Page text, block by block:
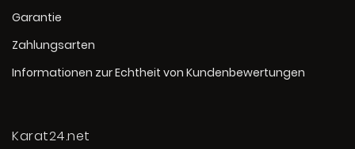
Garantie
Zahlungsarten
Informationen zur Echtheit von Kundenbewertungen
Karat24.net